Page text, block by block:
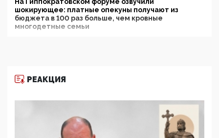
шокирующее: платные опекуны получают из
бюджета в 100 раз больше, чем кровные
многодетные семьи
11:53, 09 Июня 2026
деятельность ИИТО ЮНЕСКО в России, но
цифроглобалисты продолжают определять
повестку в образовании
09:43, 01 Июня 2026
РЕАКЦИЯ